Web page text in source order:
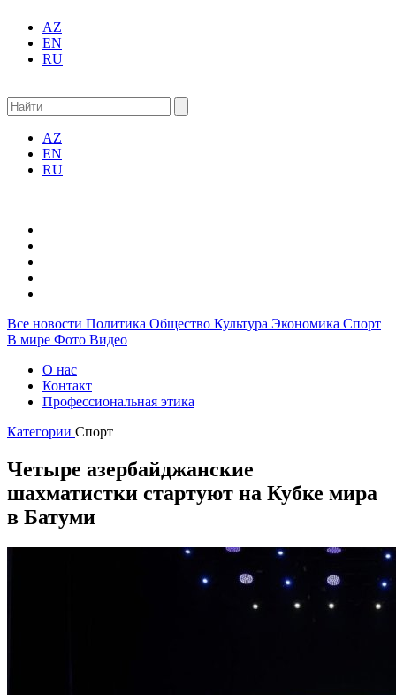
AZ
EN
RU
AZ
EN
RU
Все новости Политика Общество Культура Экономика Спорт
В мире Фото Видео
О нас
Контакт
Профессиональная этика
Категории Спорт
Четыре азербайджанские
шахматистки стартуют на Кубке мира
в Батуми